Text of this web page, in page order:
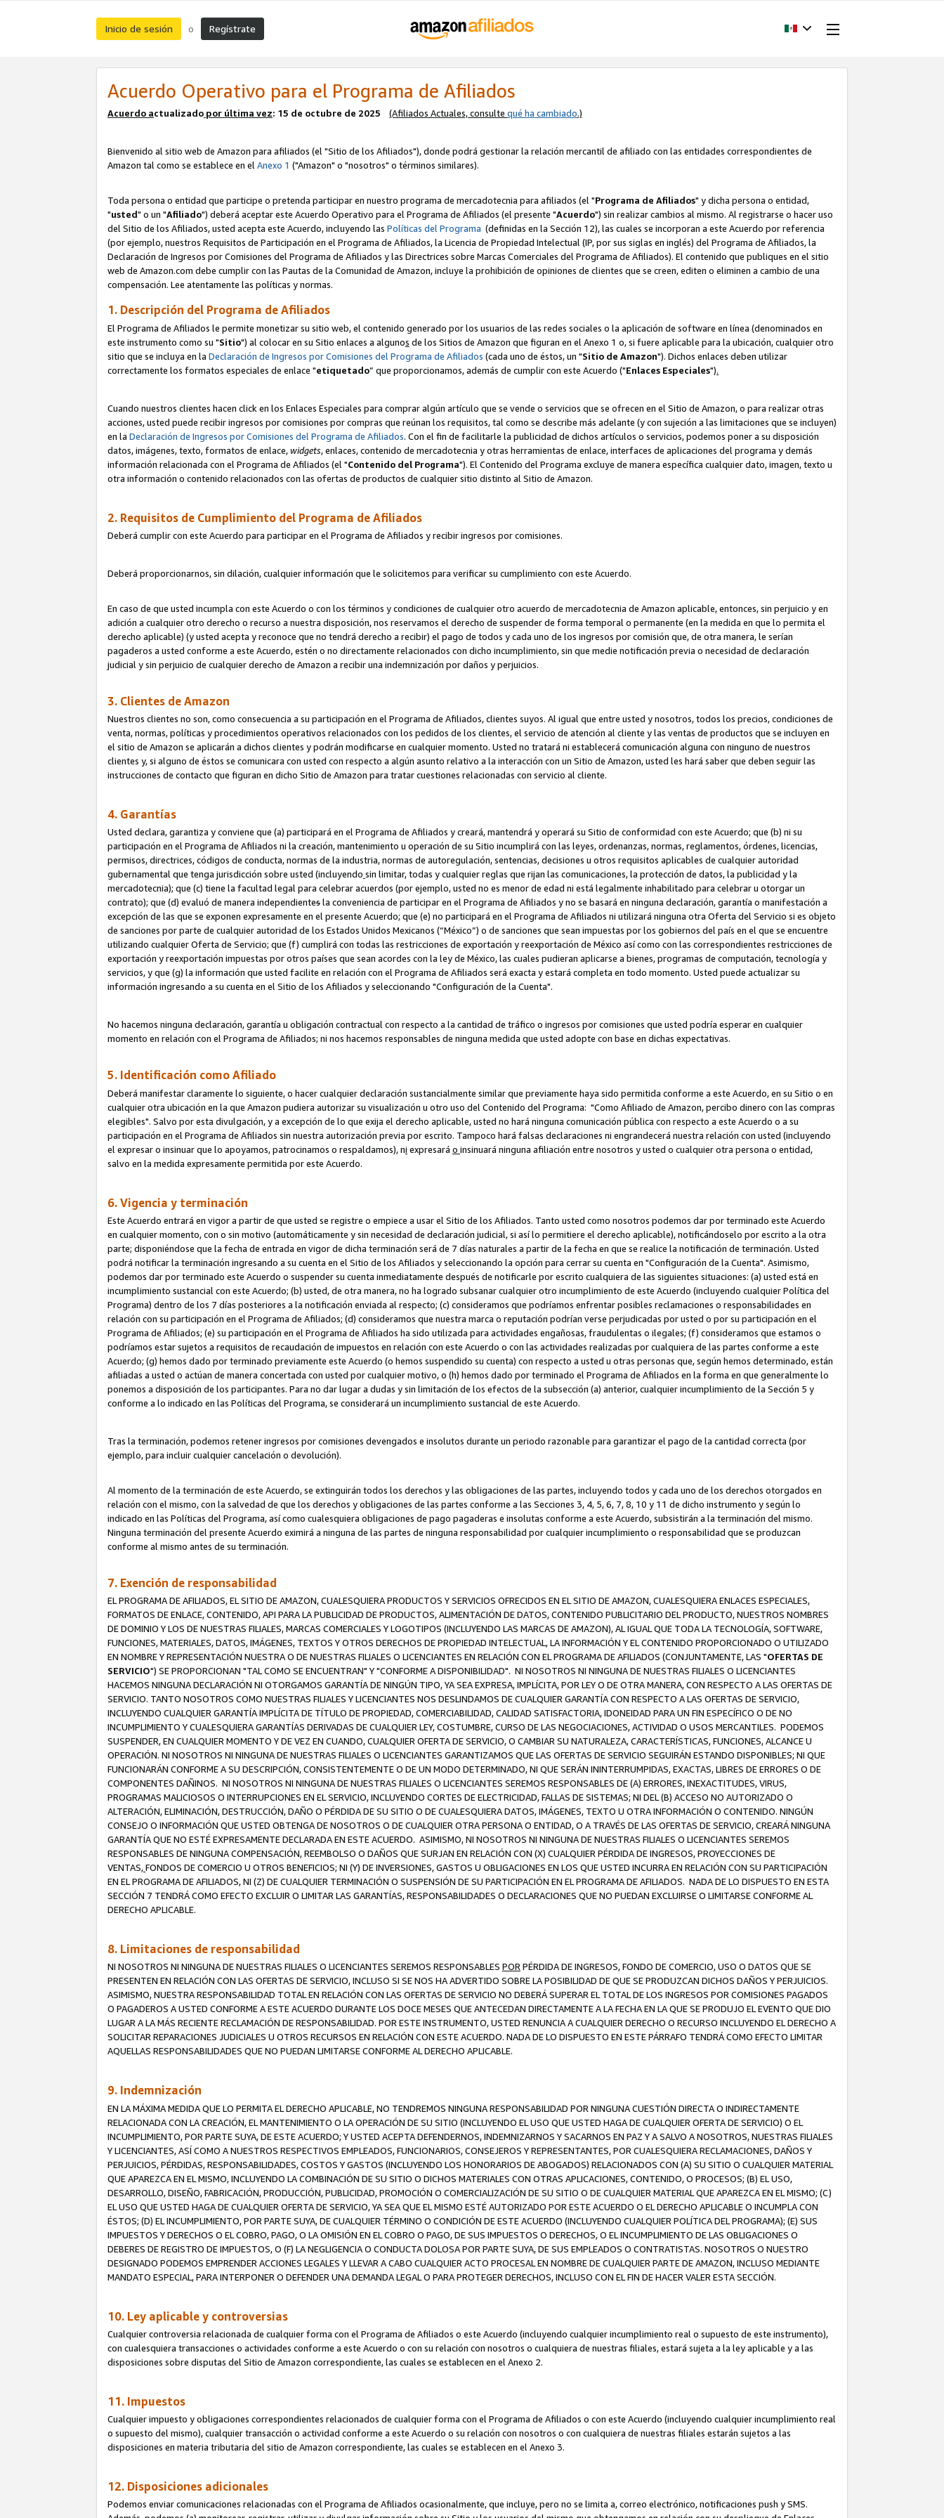
Inicio de sesión o Regístrate
Acuerdo Operativo para el Programa de Afiliados
Acuerdo actualizado por última vez: 15 de octubre de 2025 (Afiliados Actuales, consulte qué ha cambiado.)
Bienvenido al sitio web de Amazon para afiliados (el "Sitio de los Afiliados"), donde podrá gestionar la relación mercantil de afiliado con las entidades correspondientes de
Amazon tal como se establece en elAnexo 1 ("Amazon" o "nosotros" o términos similares).
Toda persona o entidad que participe o pretenda participar en nuestro programa de mercadotecnia para afiliados (el "Programa de Afiliados" y dicha persona o entidad,
"usted" o un "Afiliado") deberá aceptar este Acuerdo Operativo para el Programa de Afiliados (el presente "Acuerdo") sin realizar cambios al mismo. Al registrarse o hacer uso
del Sitio de los Afiliados, usted acepta este Acuerdo, incluyendo las Políticas del Programa (definidas en la Sección 12), las cuales se incorporan a este Acuerdo por referencia
(por ejemplo, nuestros Requisitos de Participación en el Programa de Afiliados, la Licencia de Propiedad Intelectual (IP, por sus siglas en inglés) del Programa de Afiliados, la
Declaración de Ingresos por Comisiones del Programa de Afiliados y las Directrices sobre Marcas Comerciales del Programa de Afiliados). El contenido que publiques en el sitio
web de Amazon.com debe cumplir con las Pautas de la Comunidad de Amazon, incluye la prohibición de opiniones de clientes que se creen, editen o eliminen a cambio de una
compensación. Lee atentamente las políticas y normas.
1. Descripción del Programa de Afiliados
El Programa de Afiliados le permite monetizar su sitio web, el contenido generado por los usuarios de las redes sociales o la aplicación de software en línea (denominados en
este instrumento como su "Sitio") al colocar en su Sitio enlaces a algunos de los Sitios de Amazon que figuran en el Anexo 1 o, si fuere aplicable para la ubicación, cualquier otro
sitio que se incluya en la Declaración de Ingresos por Comisiones del Programa de Afiliados (cada uno de éstos, un "Sitio de Amazon"). Dichos enlaces deben utilizar
correctamente los formatos especiales de enlace "etiquetado” que proporcionamos, además de cumplir con este Acuerdo ("Enlaces Especiales").
Cuando nuestros clientes hacen click en los Enlaces Especiales para comprar algún artículo que se vende o servicios que se ofrecen en el Sitio de Amazon, o para realizar otras
acciones, usted puede recibir ingresos por comisiones por compras que reúnan los requisitos, tal como se describe más adelante (y con sujeción a las limitaciones que se incluyen)
en la Declaración de Ingresos por Comisiones del Programa de Afiliados. Con el fin de facilitarle la publicidad de dichos artículos o servicios, podemos poner a su disposición
datos, imágenes, texto, formatos de enlace,widgets, enlaces, contenido de mercadotecnia y otras herramientas de enlace, interfaces de aplicaciones del programa y demás
información relacionada con el Programa de Afiliados (el "Contenido del Programa"). El Contenido del Programa excluye de manera específica cualquier dato, imagen, texto u
otra información o contenido relacionados con las ofertas de productos de cualquier sitio distinto al Sitio de Amazon.
2. Requisitos de Cumplimiento del Programa de Afiliados
Deberá cumplir con este Acuerdo para participar en el Programa de Afiliados y recibir ingresos por comisiones.
Deberá proporcionarnos, sin dilación, cualquier información que le solicitemos para verificar su cumplimiento con este Acuerdo.
En caso de que usted incumpla con este Acuerdo o con los términos y condiciones de cualquier otro acuerdo de mercadotecnia de Amazon aplicable, entonces, sin perjuicio y en
adición a cualquier otro derecho o recurso a nuestra disposición, nos reservamos el derecho de suspender de forma temporal o permanente (en la medida en que lo permita el
derecho aplicable) (y usted acepta y reconoce que no tendrá derecho a recibir) el pago de todos y cada uno de los ingresos por comisión que, de otra manera, le serían
pagaderos a usted conforme a este Acuerdo, estén o no directamente relacionados con dicho incumplimiento, sin que medie notificación previa o necesidad de declaración
judicial y sin perjuicio de cualquier derecho de Amazon a recibir una indemnización por daños y perjuicios.
3. Clientes de Amazon
Nuestros clientes no son, como consecuencia a su participación en el Programa de Afiliados, clientes suyos. Al igual que entre usted y nosotros, todos los precios, condiciones de
venta, normas, políticas y procedimientos operativos relacionados con los pedidos de los clientes, el servicio de atención al cliente y las ventas de productos que se incluyen en
el sitio de Amazon se aplicarán a dichos clientes y podrán modificarse en cualquier momento. Usted no tratará ni establecerá comunicación alguna con ninguno de nuestros
clientes y, si alguno de éstos se comunicara con usted con respecto a algún asunto relativo a la interacción con un Sitio de Amazon, usted les hará saber que deben seguir las
instrucciones de contacto que figuran en dicho Sitio de Amazon para tratar cuestiones relacionadas con servicio al cliente.
4. Garantías
Usted declara, garantiza y conviene que (a) participará en el Programa de Afiliados y creará, mantendrá y operará su Sitio de conformidad con este Acuerdo; que (b) ni su
participación en el Programa de Afiliados ni la creación, mantenimiento u operación de su Sitio incumplirá con las leyes, ordenanzas, normas, reglamentos, órdenes, licencias,
permisos, directrices, códigos de conducta, normas de la industria, normas de autoregulación, sentencias, decisiones u otros requisitos aplicables de cualquier autoridad
gubernamental que tenga jurisdicción sobre usted (incluyendo sin limitar, todas y cualquier reglas que rijan las comunicaciones, la protección de datos, la publicidad y la
mercadotecnia); que (c) tiene la facultad legal para celebrar acuerdos (por ejemplo, usted no es menor de edad ni está legalmente inhabilitado para celebrar u otorgar un
contrato); que (d) evaluó de manera independientesla conveniencia de participar en el Programa de Afiliados y no se basará en ninguna declaración, garantía o manifestación a
excepción de las que se exponen expresamente en el presente Acuerdo; que (e) no participará en el Programa de Afiliados ni utilizará ninguna otra Oferta del Servicio si es objeto
de sanciones por parte de cualquier autoridad de los Estados Unidos Mexicanos (“México”) o de sanciones que sean impuestas por los gobiernos del país en el que se encuentre
utilizando cualquier Oferta de Servicio; que (f) cumplirá con todas las restricciones de exportación y reexportación de México así como con las correspondientes restricciones de
exportación y reexportación impuestas por otros países que sean acordes con la ley de México, las cuales pudieran aplicarse a bienes, programas de computación, tecnología y
servicios, y que (g) la información que usted facilite en relación con el Programa de Afiliados será exacta y estará completa en todo momento. Usted puede actualizar su
información ingresando a su cuenta en el Sitio de los Afiliados y seleccionando "Configuración de la Cuenta".
No hacemos ninguna declaración, garantía u obligación contractual con respecto a la cantidad de tráfico o ingresos por comisiones que usted podría esperar en cualquier
momento en relación con el Programa de Afiliados; ni nos hacemos responsables de ninguna medida que usted adopte con base en dichas expectativas.
5. Identificación como Afiliado
Deberá manifestar claramente lo siguiente, o hacer cualquier declaración sustancialmente similar que previamente haya sido permitida conforme a este Acuerdo, en su Sitio o en
cualquier otra ubicación en la que Amazon pudiera autorizar su visualización u otro uso del Contenido del Programa: "Como Afiliado de Amazon, percibo dinero con las compras
elegibles". Salvo por esta divulgación, y a excepción de lo que exija el derecho aplicable, usted no hará ninguna comunicación pública con respecto a este Acuerdo o a su
participación en el Programa de Afiliados sin nuestra autorización previa por escrito. Tampoco hará falsas declaraciones ni engrandecerá nuestra relación con usted (incluyendo
el expresar o insinuar que lo apoyamos, patrocinamos o respaldamos), ni expresará o insinuará ninguna afiliación entre nosotros y usted o cualquier otra persona o entidad,
salvo en la medida expresamente permitida por este Acuerdo.
6. Vigencia y terminación
Este Acuerdo entrará en vigor a partir de que usted se registre o empiece a usar el Sitio de los Afiliados. Tanto usted como nosotros podemos dar por terminado este Acuerdo
en cualquier momento, con o sin motivo (automáticamente y sin necesidad de declaración judicial, si así lo permitiere el derecho aplicable), notificándoselo por escrito a la otra
parte; disponiéndose que la fecha de entrada en vigor de dicha terminación será de 7 días naturales a partir de la fecha en que se realice la notificación de terminación. Usted
podrá notificar la terminación ingresando a su cuenta en el Sitio de los Afiliados y seleccionando la opción para cerrar su cuenta en "Configuración de la Cuenta". Asimismo,
podemos dar por terminado este Acuerdo o suspender su cuenta inmediatamente después de notificarle por escrito cualquiera de las siguientes situaciones: (a) usted está en
incumplimiento sustancial con este Acuerdo; (b) usted, de otra manera, no ha logrado subsanar cualquier otro incumplimiento de este Acuerdo (incluyendo cualquier Política del
Programa) dentro de los 7 días posteriores a la notificación enviada al respecto; (c) consideramos que podríamos enfrentar posibles reclamaciones o responsabilidades en
relación con su participación en el Programa de Afiliados; (d) consideramos que nuestra marca o reputación podrían verse perjudicadas por usted o por su participación en el
Programa de Afiliados; (e) su participación en el Programa de Afiliados ha sido utilizada para actividades engañosas, fraudulentas o ilegales; (f) consideramos que estamos o
podríamos estar sujetos a requisitos de recaudación de impuestos en relación con este Acuerdo o con las actividades realizadas por cualquiera de las partes conforme a este
Acuerdo; (g) hemos dado por terminado previamente este Acuerdo (o hemos suspendido su cuenta) con respecto a usted u otras personas que, según hemos determinado, están
afiliadas a usted o actúan de manera concertada con usted por cualquier motivo, o (h) hemos dado por terminado el Programa de Afiliados en la forma en que generalmente lo
ponemos a disposición de los participantes. Para no dar lugar a dudas y sin limitación de los efectos de la subsección (a) anterior, cualquier incumplimiento de la Sección 5 y
conforme a lo indicado en las Políticas del Programa, se considerará un incumplimiento sustancial de este Acuerdo.
Tras la terminación, podemos retener ingresos por comisiones devengados e insolutos durante un periodo razonable para garantizar el pago de la cantidad correcta (por
ejemplo, para incluir cualquier cancelación o devolución).
Al momento de la terminación de este Acuerdo, se extinguirán todos los derechos y las obligaciones de las partes, incluyendo todos y cada uno de los derechos otorgados en
relación con el mismo, con la salvedad de que los derechos y obligaciones de las partes conforme a las Secciones 3, 4, 5, 6, 7, 8, 10 y 11 de dicho instrumento y según lo
indicado en las Políticas del Programa, así como cualesquiera obligaciones de pago pagaderas e insolutas conforme a este Acuerdo, subsistirán a la terminación del mismo.
Ninguna terminación del presente Acuerdo eximirá a ninguna de las partes de ninguna responsabilidad por cualquier incumplimiento o responsabilidad que se produzcan
conforme al mismo antes de su terminación.
7. Exención de responsabilidad
EL PROGRAMA DE AFILIADOS, EL SITIO DE AMAZON, CUALESQUIERA PRODUCTOS Y SERVICIOS OFRECIDOS EN EL SITIO DE AMAZON, CUALESQUIERA ENLACES ESPECIALES,
FORMATOS DE ENLACE, CONTENIDO, API PARA LA PUBLICIDAD DE PRODUCTOS, ALIMENTACIÓN DE DATOS, CONTENIDO PUBLICITARIO DEL PRODUCTO, NUESTROS NOMBRES
DE DOMINIO Y LOS DE NUESTRAS FILIALES, MARCAS COMERCIALES Y LOGOTIPOS (INCLUYENDO LAS MARCAS DE AMAZON), AL IGUAL QUE TODA LA TECNOLOGÍA, SOFTWARE,
FUNCIONES, MATERIALES, DATOS, IMÁGENES, TEXTOS Y OTROS DERECHOS DE PROPIEDAD INTELECTUAL, LA INFORMACIÓN Y EL CONTENIDO PROPORCIONADO O UTILIZADO
EN NOMBRE Y REPRESENTACIÓN NUESTRA O DE NUESTRAS FILIALES O LICENCIANTES EN RELACIÓN CON EL PROGRAMA DE AFILIADOS (CONJUNTAMENTE, LAS "OFERTAS DE
SERVICIO") SE PROPORCIONAN "TAL COMO SE ENCUENTRAN" Y "CONFORME A DISPONIBILIDAD". NI NOSOTROS NI NINGUNA DE NUESTRAS FILIALES O LICENCIANTES
HACEMOS NINGUNA DECLARACIÓN NI OTORGAMOS GARANTÍA DE NINGÚN TIPO, YA SEA EXPRESA, IMPLÍCITA, POR LEY O DE OTRA MANERA, CON RESPECTO A LAS OFERTAS DE
SERVICIO. TANTO NOSOTROS COMO NUESTRAS FILIALES Y LICENCIANTES NOS DESLINDAMOS DE CUALQUIER GARANTÍA CON RESPECTO A LAS OFERTAS DE SERVICIO,
INCLUYENDO CUALQUIER GARANTÍA IMPLÍCITA DE TÍTULO DE PROPIEDAD, COMERCIABILIDAD, CALIDAD SATISFACTORIA, IDONEIDAD PARA UN FIN ESPECÍFICO O DE NO
INCUMPLIMIENTO Y CUALESQUIERA GARANTÍAS DERIVADAS DE CUALQUIER LEY, COSTUMBRE, CURSO DE LAS NEGOCIACIONES, ACTIVIDAD O USOS MERCANTILES. PODEMOS
SUSPENDER, EN CUALQUIER MOMENTO Y DE VEZ EN CUANDO, CUALQUIER OFERTA DE SERVICIO, O CAMBIAR SU NATURALEZA, CARACTERÍSTICAS, FUNCIONES, ALCANCE U
OPERACIÓN. NI NOSOTROS NI NINGUNA DE NUESTRAS FILIALES O LICENCIANTES GARANTIZAMOS QUE LAS OFERTAS DE SERVICIO SEGUIRÁN ESTANDO DISPONIBLES; NI QUE
FUNCIONARÁN CONFORME A SU DESCRIPCIÓN, CONSISTENTEMENTE O DE UN MODO DETERMINADO, NI QUE SERÁN ININTERRUMPIDAS, EXACTAS, LIBRES DE ERRORES O DE
COMPONENTES DAÑINOS. NI NOSOTROS NI NINGUNA DE NUESTRAS FILIALES O LICENCIANTES SEREMOS RESPONSABLES DE (A) ERRORES, INEXACTITUDES, VIRUS,
PROGRAMAS MALICIOSOS O INTERRUPCIONES EN EL SERVICIO, INCLUYENDO CORTES DE ELECTRICIDAD, FALLAS DE SISTEMAS; NI DEL (B) ACCESO NO AUTORIZADO O
ALTERACIÓN, ELIMINACIÓN, DESTRUCCIÓN, DAÑO O PÉRDIDA DE SU SITIO O DE CUALESQUIERA DATOS, IMÁGENES, TEXTO U OTRA INFORMACIÓN O CONTENIDO. NINGÚN
CONSEJO O INFORMACIÓN QUE USTED OBTENGA DE NOSOTROS O DE CUALQUIER OTRA PERSONA O ENTIDAD, O A TRAVÉS DE LAS OFERTAS DE SERVICIO, CREARÁ NINGUNA
GARANTÍA QUE NO ESTÉ EXPRESAMENTE DECLARADA EN ESTE ACUERDO. ASIMISMO, NI NOSOTROS NI NINGUNA DE NUESTRAS FILIALES O LICENCIANTES SEREMOS
RESPONSABLES DE NINGUNA COMPENSACIÓN, REEMBOLSO O DAÑOS QUE SURJAN EN RELACIÓN CON (X) CUALQUIER PÉRDIDA DE INGRESOS, PROYECCIONES DE
VENTAS,FONDOS DE COMERCIO U OTROS BENEFICIOS; NI (Y) DE INVERSIONES, GASTOS U OBLIGACIONES EN LOS QUE USTED INCURRA EN RELACIÓN CON SU PARTICIPACIÓN
EN EL PROGRAMA DE AFILIADOS, NI (Z) DE CUALQUIER TERMINACIÓN O SUSPENSIÓN DE SU PARTICIPACIÓN EN EL PROGRAMA DE AFILIADOS. NADA DE LO DISPUESTO EN ESTA
SECCIÓN 7 TENDRÁ COMO EFECTO EXCLUIR O LIMITAR LAS GARANTÍAS, RESPONSABILIDADES O DECLARACIONES QUE NO PUEDAN EXCLUIRSE O LIMITARSE CONFORME AL
DERECHO APLICABLE.
8. Limitaciones de responsabilidad
NI NOSOTROS NI NINGUNA DE NUESTRAS FILIALES O LICENCIANTES SEREMOS RESPONSABLES PORPÉRDIDA DE INGRESOS, FONDO DE COMERCIO, USO O DATOS QUE SE
PRESENTEN EN RELACIÓN CON LAS OFERTAS DE SERVICIO, INCLUSO SI SE NOS HA ADVERTIDO SOBRE LA POSIBILIDAD DE QUE SE PRODUZCAN DICHOS DAÑOS Y PERJUICIOS.
ASIMISMO, NUESTRA RESPONSABILIDAD TOTAL EN RELACIÓN CON LAS OFERTAS DE SERVICIO NO DEBERÁ SUPERAR EL TOTAL DE LOS INGRESOS POR COMISIONES PAGADOS
O PAGADEROS A USTED CONFORME A ESTE ACUERDO DURANTE LOS DOCE MESES QUE ANTECEDAN DIRECTAMENTE A LA FECHA EN LA QUE SE PRODUJO EL EVENTO QUE DIO
LUGAR A LA MÁS RECIENTE RECLAMACIÓN DE RESPONSABILIDAD. POR ESTE INSTRUMENTO, USTED RENUNCIA A CUALQUIER DERECHO O RECURSO INCLUYENDO EL DERECHO A
SOLICITAR REPARACIONES JUDICIALES U OTROS RECURSOS EN RELACIÓN CON ESTE ACUERDO. NADA DE LO DISPUESTO EN ESTE PÁRRAFO TENDRÁ COMO EFECTO LIMITAR
AQUELLAS RESPONSABILIDADES QUE NO PUEDAN LIMITARSE CONFORME AL DERECHO APLICABLE.
9. Indemnización
EN LA MÁXIMA MEDIDA QUE LO PERMITA EL DERECHO APLICABLE, NO TENDREMOS NINGUNA RESPONSABILIDAD POR NINGUNA CUESTIÓN DIRECTA O INDIRECTAMENTE
RELACIONADA CON LA CREACIÓN, EL MANTENIMIENTO O LA OPERACIÓN DE SU SITIO (INCLUYENDO EL USO QUE USTED HAGA DE CUALQUIER OFERTA DE SERVICIO) O EL
INCUMPLIMIENTO, POR PARTE SUYA, DE ESTE ACUERDO; Y USTED ACEPTA DEFENDERNOS, INDEMNIZARNOS Y SACARNOS EN PAZ Y A SALVO A NOSOTROS, NUESTRAS FILIALES
Y LICENCIANTES, ASÍ COMO A NUESTROS RESPECTIVOS EMPLEADOS, FUNCIONARIOS, CONSEJEROS Y REPRESENTANTES, POR CUALESQUIERA RECLAMACIONES, DAÑOS Y
PERJUICIOS, PÉRDIDAS, RESPONSABILIDADES, COSTOS Y GASTOS (INCLUYENDO LOS HONORARIOS DE ABOGADOS) RELACIONADOS CON (A) SU SITIO O CUALQUIER MATERIAL
QUE APAREZCA EN EL MISMO, INCLUYENDO LA COMBINACIÓN DE SU SITIO O DICHOS MATERIALES CON OTRAS APLICACIONES, CONTENIDO, O PROCESOS; (B) EL USO,
DESARROLLO, DISEÑO, FABRICACIÓN, PRODUCCIÓN, PUBLICIDAD, PROMOCIÓN O COMERCIALIZACIÓN DE SU SITIO O DE CUALQUIER MATERIAL QUE APAREZCA EN EL MISMO; (C)
EL USO QUE USTED HAGA DE CUALQUIER OFERTA DE SERVICIO, YA SEA QUE EL MISMO ESTÉ AUTORIZADO POR ESTE ACUERDO O EL DERECHO APLICABLE O INCUMPLA CON
ÉSTOS; (D) EL INCUMPLIMIENTO, POR PARTE SUYA, DE CUALQUIER TÉRMINO O CONDICIÓN DE ESTE ACUERDO (INCLUYENDO CUALQUIER POLÍTICA DEL PROGRAMA); (E) SUS
IMPUESTOS Y DERECHOS O EL COBRO, PAGO, O LA OMISIÓN EN EL COBRO O PAGO, DE SUS IMPUESTOS O DERECHOS, O EL INCUMPLIMIENTO DE LAS OBLIGACIONES O
DEBERES DE REGISTRO DE IMPUESTOS, O (F) LA NEGLIGENCIA O CONDUCTA DOLOSA POR PARTE SUYA, DE SUS EMPLEADOS O CONTRATISTAS. NOSOTROS O NUESTRO
DESIGNADO PODEMOS EMPRENDER ACCIONES LEGALES Y LLEVAR A CABO CUALQUIER ACTO PROCESAL EN NOMBRE DE CUALQUIER PARTE DE AMAZON, INCLUSO MEDIANTE
MANDATO ESPECIAL, PARA INTERPONER O DEFENDER UNA DEMANDA LEGAL O PARA PROTEGER DERECHOS, INCLUSO CON EL FIN DE HACER VALER ESTA SECCIÓN.
10. Ley aplicable y controversias
Cualquier controversia relacionada de cualquier forma con el Programa de Afiliados o este Acuerdo (incluyendo cualquier incumplimiento real o supuesto de este instrumento),
con cualesquiera transacciones o actividades conforme a este Acuerdo o con su relación con nosotros o cualquiera de nuestras filiales, estará sujeta a la ley aplicable y a las
disposiciones sobre disputas del Sitio de Amazon correspondiente, las cuales se establecen en el Anexo 2.
11. Impuestos
Cualquier impuesto y obligaciones correspondientes relacionados de cualquier forma con el Programa de Afiliados o con este Acuerdo (incluyendo cualquier incumplimiento real
o supuesto del mismo), cualquier transacción o actividad conforme a este Acuerdo o su relación con nosotros o con cualquiera de nuestras filiales estarán sujetos a las
disposiciones en materia tributaria del sitio de Amazon correspondiente, las cuales se establecen en el Anexo 3.
12. Disposiciones adicionales
Podemos enviar comunicaciones relacionadas con el Programa de Afiliados ocasionalmente, que incluye, pero no se limita a, correo electrónico, notificaciones push y SMS.